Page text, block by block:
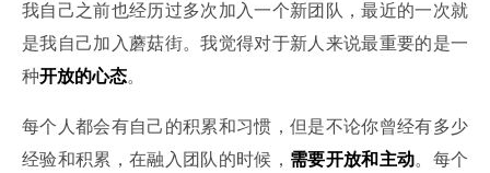
我自己之前也经历过多次加入一个新团队，最近的一次就
是我自己加入蘑菇街。我觉得对于新人来说最重要的是一
种开放的心态。
每个人都会有自己的积累和习惯，但是不论你曾经有多少
经验和积累，在融入团队的时候， 需要开放和主动。每个